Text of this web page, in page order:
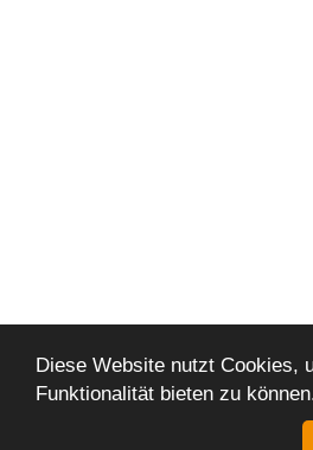
Diese Website nutzt Cookies,
Funktionalität bieten zu